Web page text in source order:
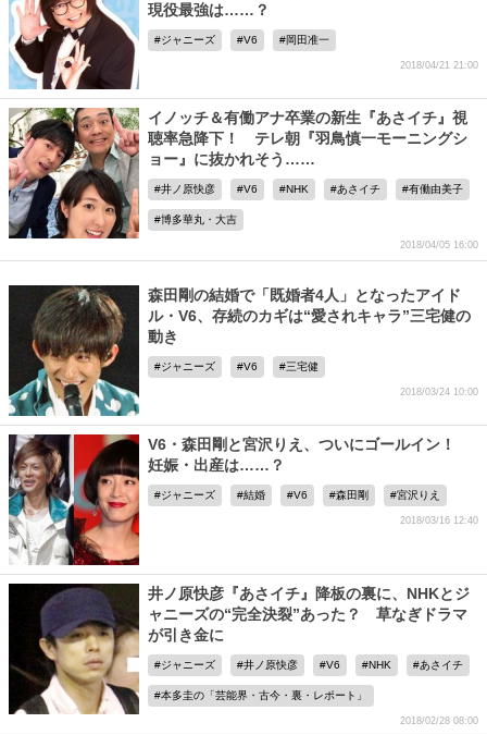
現役最強は……？
ジャニーズ V6 岡田准一
2018/04/21 21:00
イノッチ＆有働アナ卒業の新生『あさイチ』視
聴率急降下！ テレ朝『羽鳥慎一モーニングシ
ョー』に抜かれそう……
井ノ原快彦 V6 NHK あさイチ 有働由美子
博多華丸・大吉
2018/04/05 16:00
森田剛の結婚で「既婚者4人」となったアイド
ル・V6、存続のカギは“愛されキャラ”三宅健の
動き
ジャニーズ V6 三宅健
2018/03/24 10:00
V6・森田剛と宮沢りえ、ついにゴールイン！
妊娠・出産は……？
ジャニーズ 結婚 V6 森田剛 宮沢りえ
2018/03/16 12:40
井ノ原快彦『あさイチ』降板の裏に、NHKとジ
ャニーズの“完全決裂”あった？ 草なぎドラマ
が引き金に
ジャニーズ 井ノ原快彦 V6 NHK あさイチ
本多圭の「芸能界・古今・裏・レポート」
2018/02/28 08:00